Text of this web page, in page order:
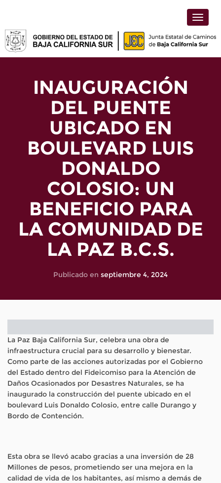
Toggle
INAUGURACIÓN
DEL PUENTE
UBICADO EN
BOULEVARD LUIS
DONALDO
COLOSIO: UN
BENEFICIO PARA
LA COMUNIDAD DE
LA PAZ B.C.S.
Publicado en septiembre 4, 2024
La Paz Baja California Sur, celebra una obra de
infraestructura crucial para su desarrollo y bienestar.
Como parte de las acciones autorizadas por el Gobierno
del Estado dentro del Fideicomiso para la Atención de
Daños Ocasionados por Desastres Naturales, se ha
inaugurado la construcción del puente ubicado en el
boulevard Luis Donaldo Colosio, entre calle Durango y
Bordo de Contención.
Esta obra se llevó acabo gracias a una inversión de 28
Millones de pesos, prometiendo ser una mejora en la
calidad de vida de los habitantes, así mismo a demás de